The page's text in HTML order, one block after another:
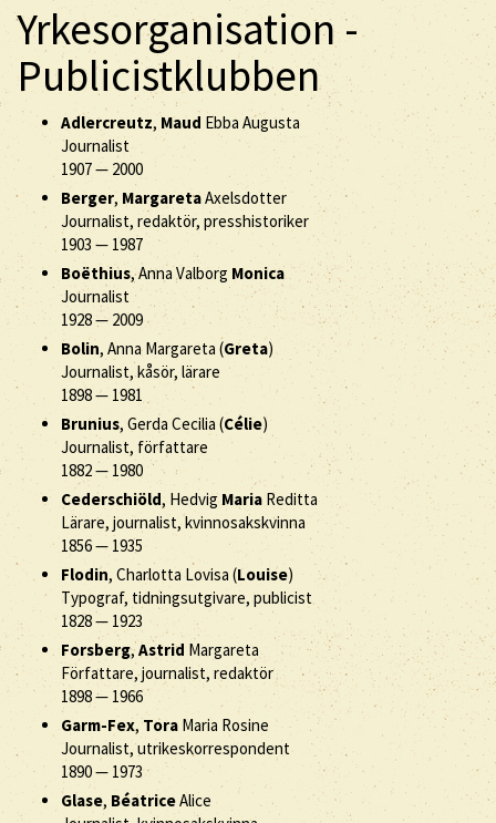
Yrkesorganisation -
Publicistklubben
Adlercreutz, Maud Ebba Augusta
Journalist
1907— 2000
Berger, MargaretaAxelsdotter
Journalist, redaktör, presshistoriker
1903 — 1987
Boëthius, Anna Valborg Monica
Journalist
1928—2009
Bolin, Anna Margareta (Greta)
Journalist, kåsör, lärare
1898— 1981
Brunius, Gerda Cecilia (Célie)
Journalist, författare
1882— 1980
Cederschiöld, HedvigMaria Reditta
Lärare, journalist, kvinnosakskvinna
1856— 1935
Flodin, Charlotta Lovisa (Louise)
Typograf, tidningsutgivare, publicist
1828— 1923
Forsberg,Astrid Margareta
Författare, journalist, redaktör
1898— 1966
Garm-Fex,Tora Maria Rosine
Journalist, utrikeskorrespondent
1890— 1973
Glase, BéatriceAlice